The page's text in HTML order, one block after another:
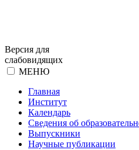
Версия для
слабовидящих
МЕНЮ
Главная
Институт
Календарь
Сведения об
Выпускники
Научные публикации